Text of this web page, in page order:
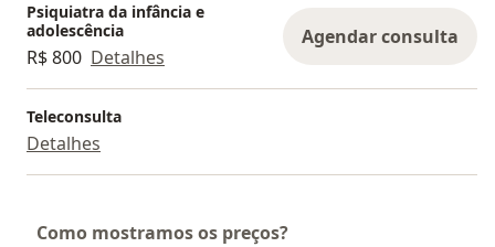
Psiquiatra da infância e
adolescência
R$ 800 Detalhes
Agendar consulta
Teleconsulta
Detalhes
Como mostramos os preços?